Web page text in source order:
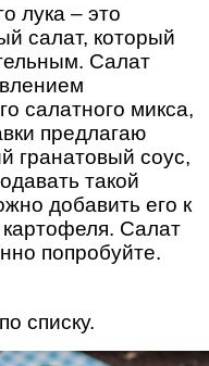
лука – это
салат, который
Салат
салатного микса,
предлагаю
гранатовый соус,
такой
добавить его к
Салат
попробуйте.
списку.